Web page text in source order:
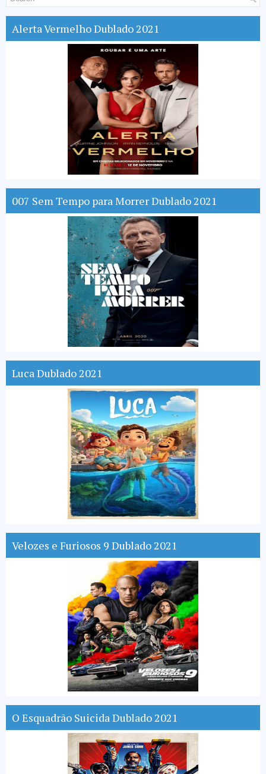
Alerta Vermelho Dublado 2021
007 Sem Tempo para Morrer Dublado 2021
Luca Dublado 2021
Velozes e Furiosos 9 Dublado 2021
O Esquadrão Suicida Dublado 2021